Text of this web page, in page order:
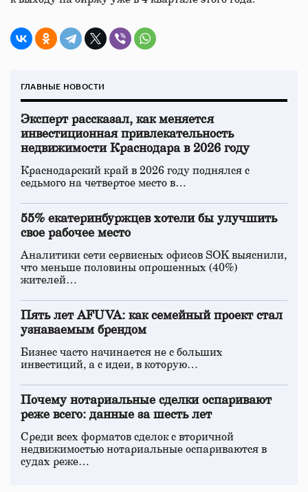
ГЛАВНЫЕ НОВОСТИ
Эксперт рассказал, как меняется
инвестиционная привлекательность
недвижимости Краснодара в 2026 году
Краснодарский край в 2026 году поднялся с
седьмого на четвертое место в…
55% екатеринбуржцев хотели бы улучшить
свое рабочее место
Аналитики сети сервисных офисов SOK выяснили,
что меньше половины опрошенных (40%)
жителей…
Пять лет AFUVA: как семейный проект стал
узнаваемым брендом
Бизнес часто начинается не с больших
инвестиций, а с идеи, в которую…
Почему нотариальные сделки оспаривают
реже всего: данные за шесть лет
Среди всех форматов сделок с вторичной
недвижимостью нотариальные оспариваются в
судах реже…